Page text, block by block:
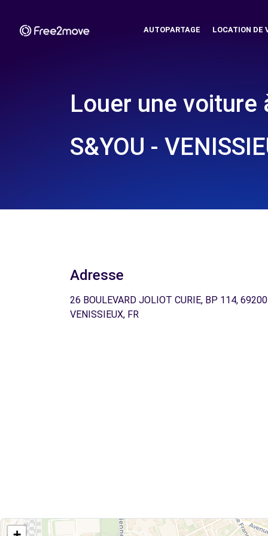
AUTOPARTAGE LOCATION DE
Louer une voiture
S&YOU -
Adresse
26 BOULEVARD JOLIOT CURIE, BP 114, 69200
VENISSIEUX, FR